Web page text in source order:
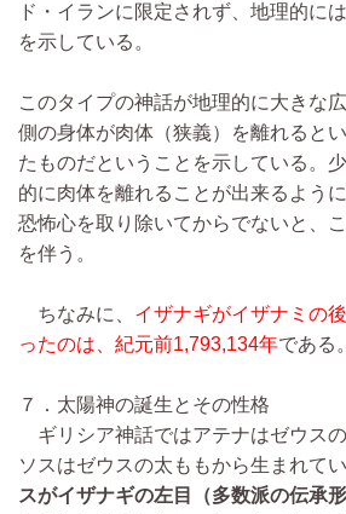
ド・イランに限定されず、地理的に
を示している。
このタイプの神話が地理的に大きな
側の身体が肉体（狭義）を離れると
たものだということを示している。
的に肉体を離れることが出来るよう
恐怖心を取り除いてからでないと、
を伴う。
ちなみに、 イザナギがイザナミの
ったのは、紀元前1,793,134年である。
７．太陽神の誕生とその性格
ギリシア神話ではアテナはゼウス
ソスはゼウスの太ももから生まれて
スがイザナギの左目（多数派の伝承